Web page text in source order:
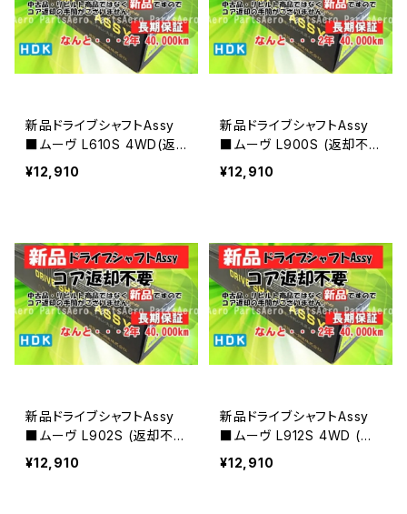
新品ドライブシャフトAssy
■ムーヴ L610S 4WD(返
却不要)
¥12,910
新品ドライブシャフトAssy
■ムーヴ L900S (返却不
要)
¥12,910
新品ドライブシャフトAssy
■ムーヴ L902S (返却不
要)
¥12,910
新品ドライブシャフトAssy
■ムーヴ L912S 4WD (返
却不要)
¥12,910